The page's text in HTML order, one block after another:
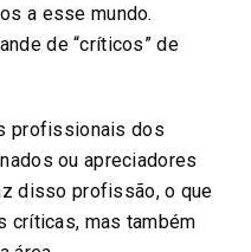
a esse mundo.
de “críticos” de
profissionais dos
ou apreciadores
disso profissão, o que
críticas, mas também